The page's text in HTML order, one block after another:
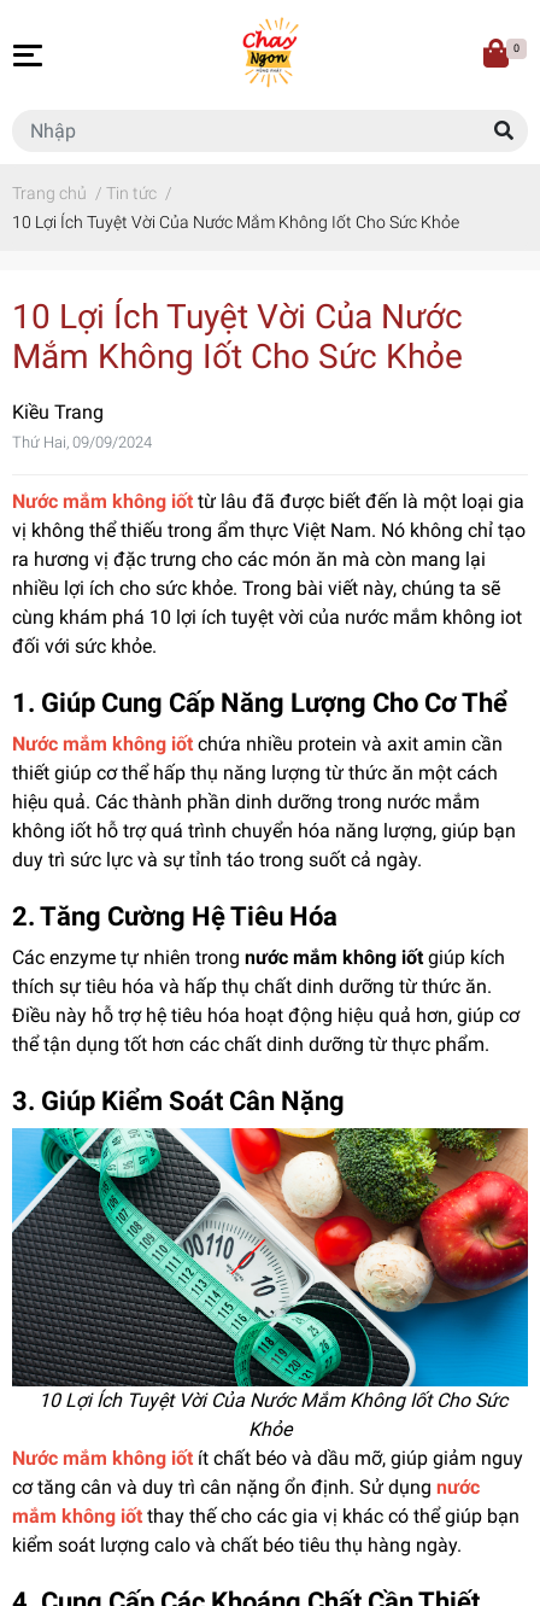
0
Trang chủ / Tin tức /
10 Lợi Ích Tuyệt Vời Của Nước Mắm Không Iốt Cho Sức Khỏe
10 Lợi Ích Tuyệt Vời Của Nước
Mắm Không Iốt Cho Sức Khỏe
Kiều Trang
Thứ Hai, 09/09/2024
Nước mắm không iốt từ lâu đã được biết đến là một loại gia
vị không thể thiếu trong ẩm thực Việt Nam. Nó không chỉ tạo
ra hương vị đặc trưng cho các món ăn mà còn mang lại
nhiều lợi ích cho sức khỏe. Trong bài viết này, chúng ta sẽ
cùng khám phá 10 lợi ích tuyệt vời của nước mắm không iot
đối với sức khỏe.
1. Giúp Cung Cấp Năng Lượng Cho Cơ Thể
Nước mắm không iốt chứa nhiều protein và axit amin cần
thiết giúp cơ thể hấp thụ năng lượng từ thức ăn một cách
hiệu quả. Các thành phần dinh dưỡng trong nước mắm
không iốt hỗ trợ quá trình chuyển hóa năng lượng, giúp bạn
duy trì sức lực và sự tỉnh táo trong suốt cả ngày.
2. Tăng Cường Hệ Tiêu Hóa
Các enzyme tự nhiên trong nước mắm không iốtgiúp kích
thích sự tiêu hóa và hấp thụ chất dinh dưỡng từ thức ăn.
Điều này hỗ trợ hệ tiêu hóa hoạt động hiệu quả hơn, giúp cơ
thể tận dụng tốt hơn các chất dinh dưỡng từ thực phẩm.
3. Giúp Kiểm Soát Cân Nặng
10 Lợi Ích Tuyệt Vời Của Nước Mắm Không Iốt Cho Sức
Khỏe
Nước mắm không iốt ít chất béo và dầu mỡ, giúp giảm nguy
cơ tăng cân và duy trì cân nặng ổn định. Sử dụng nước
mắm không iốt thay thế cho các gia vị khác có thể giúp bạn
kiểm soát lượng calo và chất béo tiêu thụ hàng ngày.